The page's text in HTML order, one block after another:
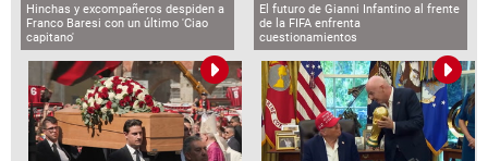
Hinchas y excompañeros despiden a
Franco Baresi con un último 'Ciao
capitano'
El futuro de Gianni Infantino al frente
de la FIFA enfrenta
cuestionamientos